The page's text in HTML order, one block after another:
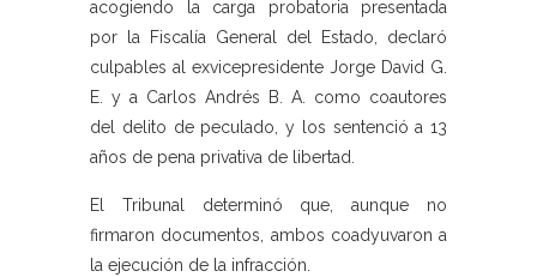
acogiendo la carga probatoria presentada
por la Fiscalía General del Estado, declaró
culpables al exvicepresidente Jorge David G.
E. y a Carlos Andrés B. A. como coautores
del delito de peculado, y los sentenció a 13
años de pena privativa de libertad.
El Tribunal determinó que, aunque no
firmaron documentos, ambos coadyuvaron a
la ejecución de la infracción.